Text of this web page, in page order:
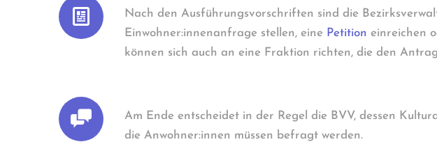
Nach den Ausführungsvorschriften sind die
Einwohner:innenanfrage stellen, eine Petition einreichen
können sich auch an eine Fraktion richten, die den
Am Ende entscheidet in der Regel die BVV, dessen
die Anwohner:innen müssen befragt werden.